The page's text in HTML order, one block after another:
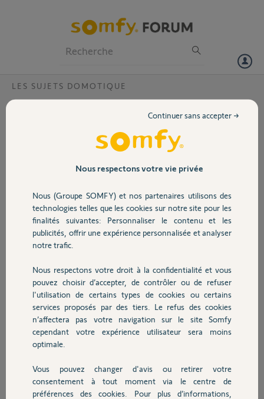
Volet
Sécurité
Domotique
Chauffage
Autres produits
Devis avec un pro
LES SUJETS DOMOTIQUE
Problème micro platine de rue V500
Bonjour, je viens d'installer mon visiophone V500 tout neuf et tout
fonctionne parfaitement hors mis le micro de la platine de rue. je
n'entends rien de ce que la personne dit dans la rue. le haut parleur de
la platine de rue fonctionne ainsi que celui de l'écran (sonnerie
Laurent
Participer au fil de discussion
Réponses
Bonjour,
Avez-vous monté le volume sur le moniteur interne ?
Richy C. il y a environ 6 ans
Nous respectons votre vie privée
Nous (Groupe SOMFY) et nos partenaires utilisons des
technologies telles que les cookies sur notre site pour les
finalités suivantes: Personnaliser le contenu et les
publicités, offrir une expérience personnalisée et analyser
notre trafic.
Nous respectons votre droit à la confidentialité et vous
pouvez choisir d’accepter, de contrôler ou de refuser
l'utilisation de certains types de cookies ou certains
services proposés par des tiers. Le refus des cookies
n’affectera pas votre navigation sur le site Somfy
cependant votre expérience utilisateur sera moins
optimale.
Vous pouvez changer d'avis ou retirer votre
consentement à tout moment via le centre de
préférences des cookies. Pour plus d’informations,
Continuer sans accepter →